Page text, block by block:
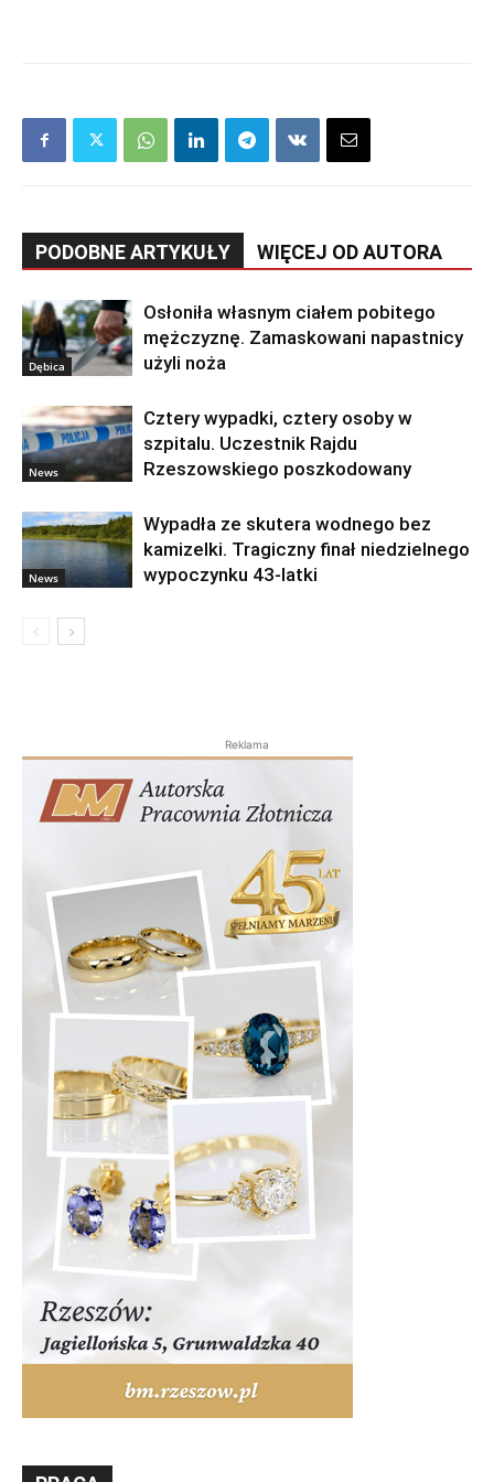
PODOBNE ARTYKUŁY WIĘCEJ OD AUTORA
Dębica
Osłoniła własnym ciałem pobitego
mężczyznę. Zamaskowani napastnicy
użyli noża
News
Cztery wypadki, cztery osoby w
szpitalu. Uczestnik Rajdu
Rzeszowskiego poszkodowany
News
Wypadła ze skutera wodnego bez
kamizelki. Tragiczny finał niedzielnego
wypoczynku 43-latki
Reklama